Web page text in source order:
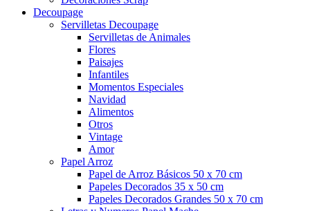
Decoupage
Servilletas Decoupage
Servilletas de Animales
Flores
Paisajes
Infantiles
Momentos Especiales
Navidad
Alimentos
Otros
Vintage
Amor
Papel Arroz
Papel de Arroz Básicos 50 x 70 cm
Papeles Decorados 35 x 50 cm
Papeles Decorados Grandes 50 x 70 cm